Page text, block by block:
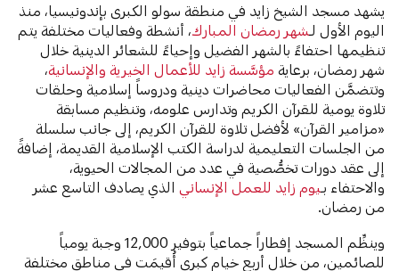
يشهد مسجد الشيخ زايد في منطقة سولو الكبرى بإندونيسيا، منذ
اليوم الأول لـشهر رمضان المبارك، أنشطة وفعاليات مختلفة يتم
تنظيمها احتفاءً بالشهر الفضيل وإحياءً للشعائر الدينية خلال
شهر رمضان، برعايةمؤسَّسة زايد للأعمال الخيرية والإنسانية،
وتتضمَّن الفعاليات محاضرات دينية ودروساً إسلامية وحلقات
تلاوة يومية للقرآن الكريم وتدارس علومه، وتنظيم مسابقة
«مزامير القرآن» لأفضل تلاوة للقرآن الكريم، إلى جانب سلسلة
من الجلسات التعليمية لدراسة الكتب الإسلامية القديمة، إضافةً
إلى عقد دورات تخصُّصية في عدد من المجالات الحيوية،
والاحتفاء بـيوم زايد للعمل الإنساني الذي يصادف التاسع عشر
من رمضان.
وينظِّم المسجد إفطاراً جماعياً بتوفير 12,000 وجبة يومياً
للصائمين، من خلال أربع خيام كبرى أُقيمَت في مناطق مختلفة